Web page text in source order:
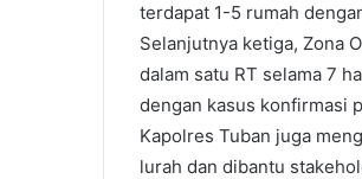
terdapat 1-5 rumah
Selanjutnya ketiga, Zona
dalam satu RT selama 7
dengan kasus konfirmasi
Kapolres Tuban juga
lurah dan dibantu